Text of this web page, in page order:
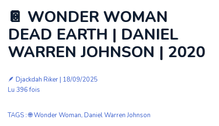
📔 WONDER WOMAN
DEAD EARTH | DANIEL
WARREN JOHNSON | 2020
🪶 Djackdah Riker| 18/09/2025
Lu 396 fois
TAGS :🌐 Wonder Woman, Daniel Warren Johnson